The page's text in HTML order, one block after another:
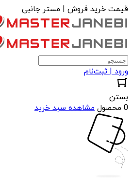
قیمت خرید فروش | مستر جانبی
ورود | ثبت‌نام
بستن
0 محصول
مشاهده سبد خرید